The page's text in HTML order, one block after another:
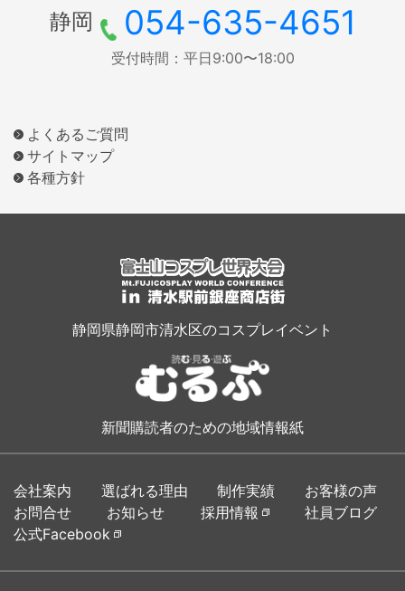
静岡 054-635-4651
受付時間：平日9:00〜18:00
よくあるご質問
サイトマップ
各種方針
静岡県静岡市清水区のコスプレイベント
新聞購読者のための地域情報紙
会社案内 選ばれる理由 制作実績
お客様の声
お問合せ
お知らせ 採用情報
社員ブログ
公式Facebook